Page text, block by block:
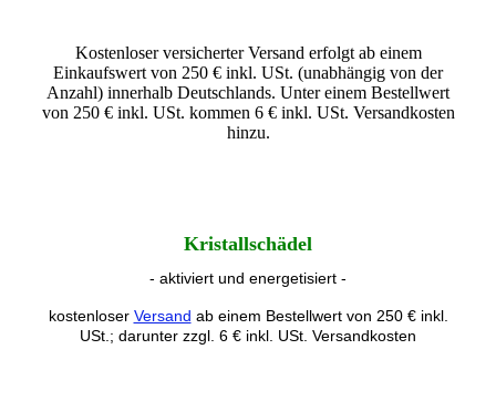
Kostenloser versicherter Versand erfolgt ab einem
Einkaufswert von 250 € inkl. USt. (unabhängig von der
Anzahl) innerhalb Deutschlands. Unter einem Bestellwert
von 250 € inkl. USt. kommen 6 € inkl. USt. Versandkosten
hinzu.
Kristallschädel
- aktiviert und energetisiert -
kostenloser Versand ab einem Bestellwert von 250 € inkl.
USt.; darunter zzgl. 6 € inkl. USt. Versandkosten